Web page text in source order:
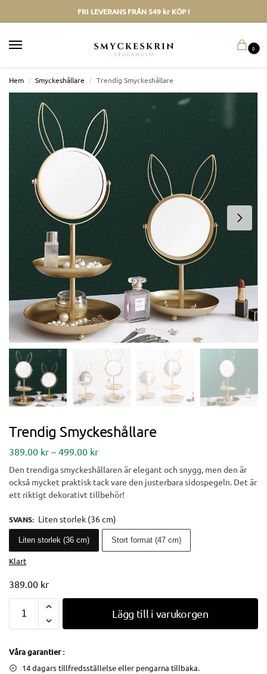
FRI LEVERANS FRÅN 549 kr KÖP !
0
Hem / Smyckeshållare / Trendig Smyckeshållare
Trendig Smyckeshållare
389.00 kr – 499.00 kr
Den trendiga smyckeshållaren är elegant och snygg, men den är
också mycket praktisk tack vare den justerbara sidospegeln. Det är
ett riktigt dekorativt tillbehör!
SVANS: Liten storlek (36 cm)
Liten storlek (36 cm) Stort format (47 cm)
Klart
389.00 kr
Lägg till i varukorgen
Våra garantier :
14 dagars tillfredsställelse eller pengarna tillbaka.